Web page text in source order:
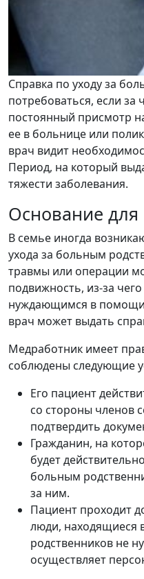
Справка по уходу за
потребоваться, если
постоянный присмотр
ее в больнице или
врач видит
Период, на который
тяжести заболевания.
Основание
В семье иногда
ухода за больным
травмы или операции
подвижность, из-за
нуждающимся в
врач может выдать
Медработник имеет
соблюдены следующие
Его пациент
со стороны членов
подтвердить
Гражданин, на
будет
больным
за ним.
Пациент проходит
люди, находящиеся
родственников не
осуществляет